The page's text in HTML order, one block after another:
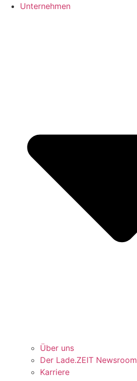
Unternehmen
Über uns
Der Lade.ZEIT Newsroom
Karriere